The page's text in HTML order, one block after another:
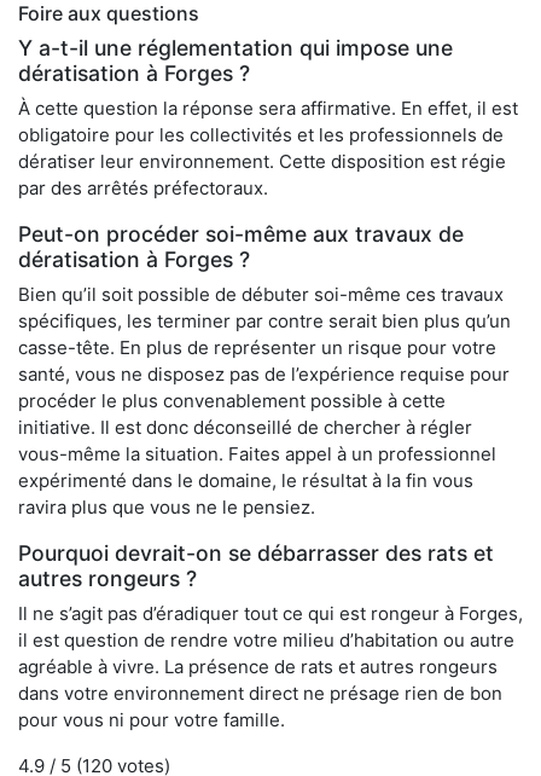
Foire aux questions
Y a-t-il une réglementation qui impose une
dératisation à Forges ?
À cette question la réponse sera affirmative. En effet, il est
obligatoire pour les collectivités et les professionnels de
dératiser leur environnement. Cette disposition est régie
par des arrêtés préfectoraux.
Peut-on procéder soi-même aux travaux de
dératisation à Forges ?
Bien qu’il soit possible de débuter soi-même ces travaux
spécifiques, les terminer par contre serait bien plus qu’un
casse-tête. En plus de représenter un risque pour votre
santé, vous ne disposez pas de l’expérience requise pour
procéder le plus convenablement possible à cette
initiative. Il est donc déconseillé de chercher à régler
vous-même la situation. Faites appel à un professionnel
expérimenté dans le domaine, le résultat à la fin vous
ravira plus que vous ne le pensiez.
Pourquoi devrait-on se débarrasser des rats et
autres rongeurs ?
Il ne s’agit pas d’éradiquer tout ce qui est rongeur à Forges,
il est question de rendre votre milieu d’habitation ou autre
agréable à vivre. La présence de rats et autres rongeurs
dans votre environnement direct ne présage rien de bon
pour vous ni pour votre famille.
4.9 / 5 (120 votes)